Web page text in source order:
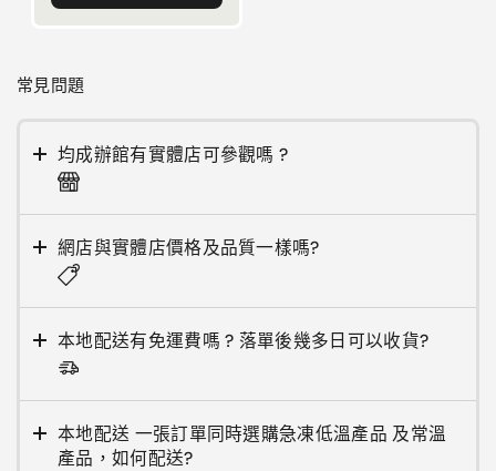
常見問題
均成辦館有實體店可參觀嗎 ?
網店與實體店價格及品質一樣嗎?
本地配送有免運費嗎 ? 落單後幾多日可以收貨?
本地配送 一張訂單同時選購急凍低溫產品 及常溫
產品，如何配送?